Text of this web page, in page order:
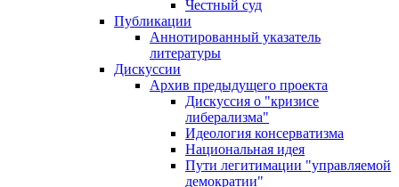
Честный суд
Публикации
Аннотированный указатель
литературы
Дискуссии
Архив предыдущего проекта
Дискуссия о "кризисе
либерализма"
Идеология консерватизма
Национальная идея
Пути легитимации "управляемой
демократии"